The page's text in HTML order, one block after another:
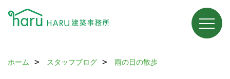
ホーム スタッフブログ 雨の日の散歩